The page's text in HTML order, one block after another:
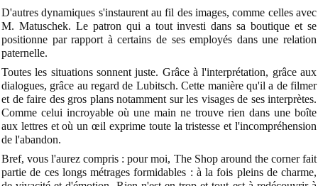
D'autres dynamiques s'instaurent au fil des images, comme celles avec
M. Matuschek. Le patron qui a tout investi dans sa boutique et se
positionne par rapport à certains de ses employés dans une relation
paternelle.
Toutes les situations sonnent juste. Grâce à l'interprétation, grâce aux
dialogues, grâce au regard de Lubitsch. Cette manière qu'il a de filmer
et de faire des gros plans notamment sur les visages de ses interprètes.
Comme celui incroyable où une main ne trouve rien dans une boîte
aux lettres et où un œil exprime toute la tristesse et l'incompréhension
de l'abandon.
Bref, vous l'aurez compris : pour moi, The Shop around the corner fait
partie de ces longs métrages formidables : à la fois pleins de charme,